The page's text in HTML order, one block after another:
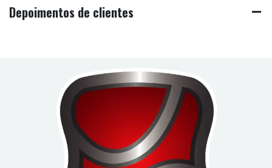
Depoimentos de clientes